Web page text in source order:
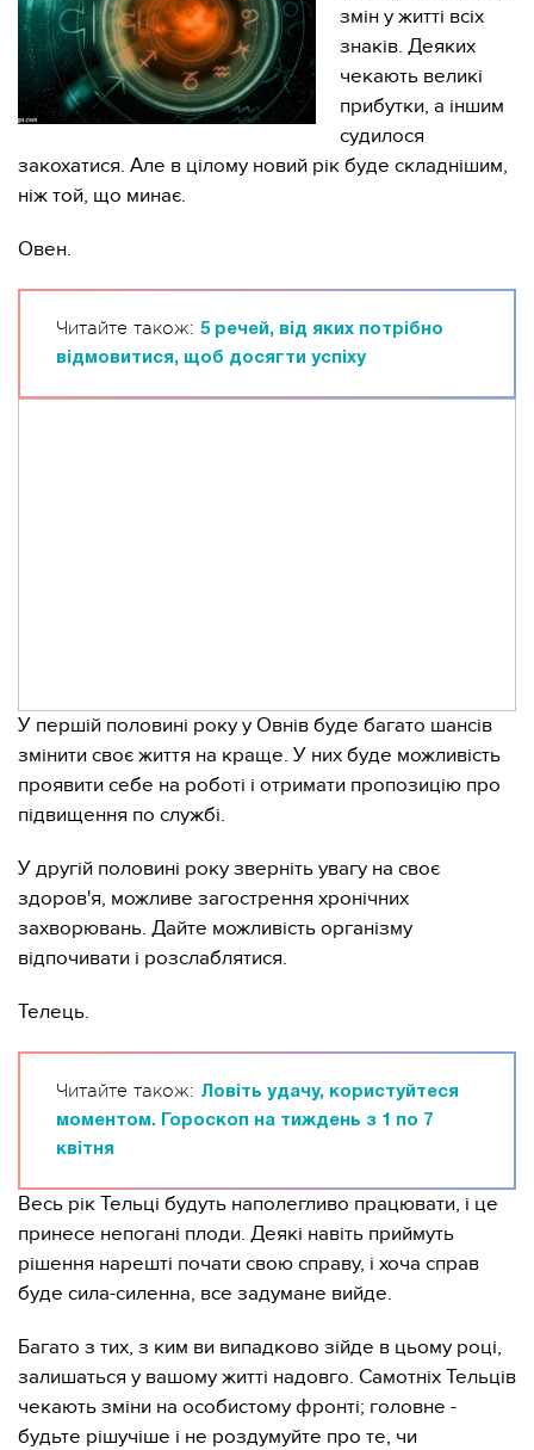
змін у житті всіх
знаків. Деяких
чекають великі
прибутки, а іншим
судилося
закохатися. Але в цілому новий рік буде складнішим,
ніж той, що минає.
Овен.
Читайте також: 5 речей, від яких потрібно
відмовитися, щоб досягти успіху
У першій половині року у Овнів буде багато шансів
змінити своє життя на краще. У них буде можливість
проявити себе на роботі і отримати пропозицію про
підвищення по службі.
У другій половині року зверніть увагу на своє
здоров'я, можливе загострення хронічних
захворювань. Дайте можливість організму
відпочивати і розслаблятися.
Телець.
Читайте також: Ловіть удачу, користуйтеся
моментом. Гороскоп на тиждень з 1 по 7
квітня
Весь рік Тельці будуть наполегливо працювати, і це
принесе непогані плоди. Деякі навіть приймуть
рішення нарешті почати свою справу, і хоча справ
буде сила-силенна, все задумане вийде.
Багато з тих, з ким ви випадково зійде в цьому році,
залишаться у вашому житті надовго. Самотніх Тельців
чекають зміни на особистому фронті; головне -
будьте рішучіше і не роздумуйте про те, чи